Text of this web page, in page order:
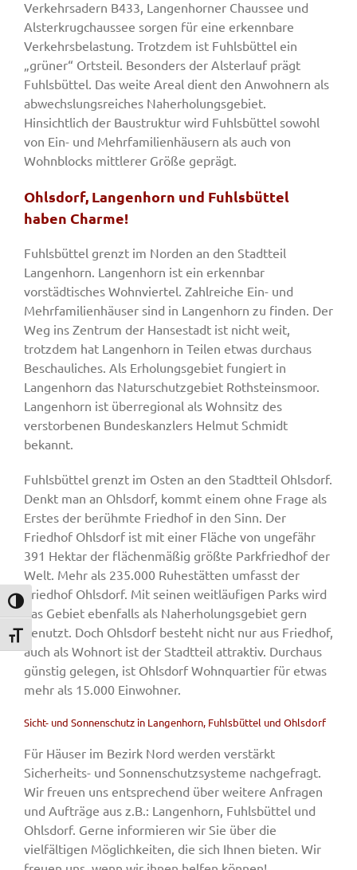
Umschalten auf hohe Kontraste
Schrift vergrößern
Verkehrsadern B433, Langenhorner Chaussee und
Alsterkrugchaussee sorgen für eine erkennbare
Verkehrsbelastung. Trotzdem ist Fuhlsbüttel ein
„grüner“ Ortsteil. Besonders der Alsterlauf prägt
Fuhlsbüttel. Das weite Areal dient den Anwohnern als
abwechslungsreiches Naherholungsgebiet.
Hinsichtlich der Baustruktur wird Fuhlsbüttel sowohl
von Ein- und Mehrfamilienhäusern als auch von
Wohnblocks mittlerer Größe geprägt.
Ohlsdorf, Langenhorn und Fuhlsbüttel
haben Charme!
Fuhlsbüttel grenzt im Norden an den Stadtteil
Langenhorn. Langenhorn ist ein erkennbar
vorstädtisches Wohnviertel. Zahlreiche Ein- und
Mehrfamilienhäuser sind in Langenhorn zu finden. Der
Weg ins Zentrum der Hansestadt ist nicht weit,
trotzdem hat Langenhorn in Teilen etwas durchaus
Beschauliches. Als Erholungsgebiet fungiert in
Langenhorn das Naturschutzgebiet Rothsteinsmoor.
Langenhorn ist überregional als Wohnsitz des
verstorbenen Bundeskanzlers Helmut Schmidt
bekannt.
Fuhlsbüttel grenzt im Osten an den Stadtteil Ohlsdorf.
Denkt man an Ohlsdorf, kommt einem ohne Frage als
Erstes der berühmte Friedhof in den Sinn. Der
Friedhof Ohlsdorf ist mit einer Fläche von ungefähr
391 Hektar der flächenmäßig größte Parkfriedhof der
Welt. Mehr als 235.000 Ruhestätten umfasst der
Friedhof Ohlsdorf. Mit seinen weitläufigen Parks wird
das Gebiet ebenfalls als Naherholungsgebiet gern
genutzt. Doch Ohlsdorf besteht nicht nur aus Friedhof,
auch als Wohnort ist der Stadtteil attraktiv. Durchaus
günstig gelegen, ist Ohlsdorf Wohnquartier für etwas
mehr als 15.000 Einwohner.
Sicht- und Sonnenschutz in Langenhorn, Fuhlsbüttel und Ohlsdorf
Für Häuser im Bezirk Nord werden verstärkt
Sicherheits- und Sonnenschutzsysteme nachgefragt.
Wir freuen uns entsprechend über weitere Anfragen
und Aufträge aus z.B.: Langenhorn, Fuhlsbüttel und
Ohlsdorf. Gerne informieren wir Sie über die
vielfältigen Möglichkeiten, die sich Ihnen bieten. Wir